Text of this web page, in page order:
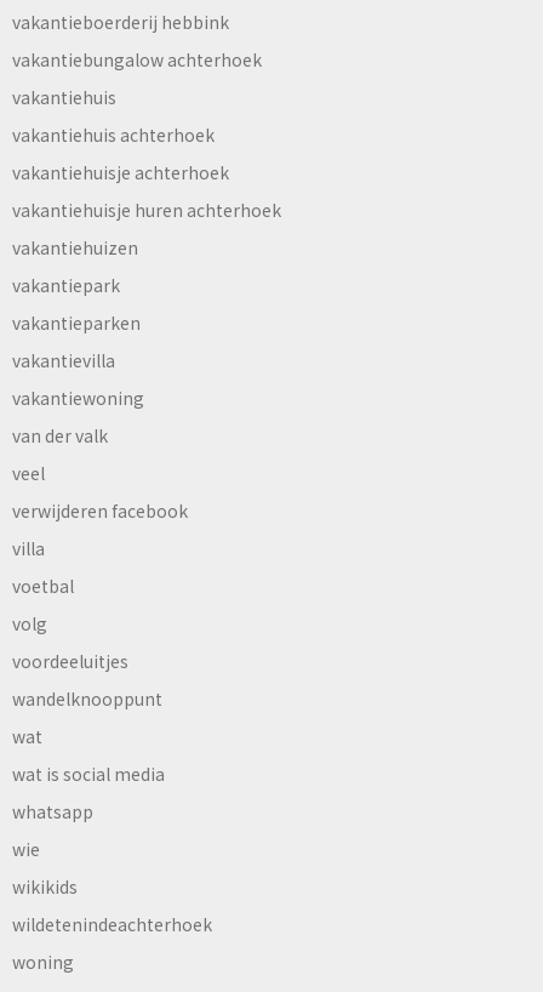
vakantieboerderij hebbink
vakantiebungalow achterhoek
vakantiehuis
vakantiehuis achterhoek
vakantiehuisje achterhoek
vakantiehuisje huren achterhoek
vakantiehuizen
vakantiepark
vakantieparken
vakantievilla
vakantiewoning
van der valk
veel
verwijderen facebook
villa
voetbal
volg
voordeeluitjes
wandelknooppunt
wat
wat is social media
whatsapp
wie
wikikids
wildetenindeachterhoek
woning